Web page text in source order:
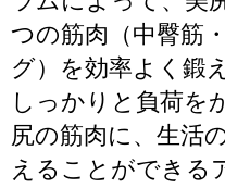
つの筋肉（中臀筋
グ）を効率よく鍛
しっかりと負荷を
尻の筋肉に、生活
えることができる